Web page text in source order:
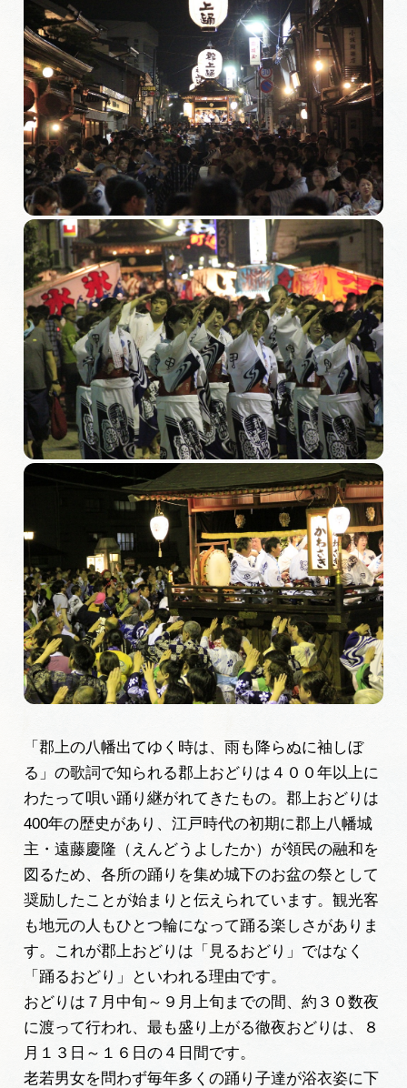
ぎふ旅レポーター記事
早わかり岐阜
買い物・お土産
体験予約サイト「ＶＩＳＩＴ岐阜県」
岐阜県アウトドア観光キャンペーン
岐阜県まるごと観光エリアガイド
岐阜県観光データベース
旅行会社・観光事業者の皆様へ
フォトライブラリー
動画ライブラリー
お問い合わせ
運営組織
広告掲載
サイトポリシー
「郡上の八幡出てゆく時は、雨も降らぬに袖しぼ
る」の歌詞で知られる郡上おどりは４００年以上に
わたって唄い踊り継がれてきたもの。郡上おどりは
400年の歴史があり、江戸時代の初期に郡上八幡城
主・遠藤慶隆（えんどうよしたか）が領民の融和を
図るため、各所の踊りを集め城下のお盆の祭として
奨励したことが始まりと伝えられています。観光客
も地元の人もひとつ輪になって踊る楽しさがありま
す。これが郡上おどりは「見るおどり」ではなく
「踊るおどり」といわれる理由です。
おどりは７月中旬～９月上旬までの間、約３０数夜
に渡って行われ、最も盛り上がる徹夜おどりは、８
月１３日～１６日の４日間です。
老若男女を問わず毎年多くの踊り子達が浴衣姿に下